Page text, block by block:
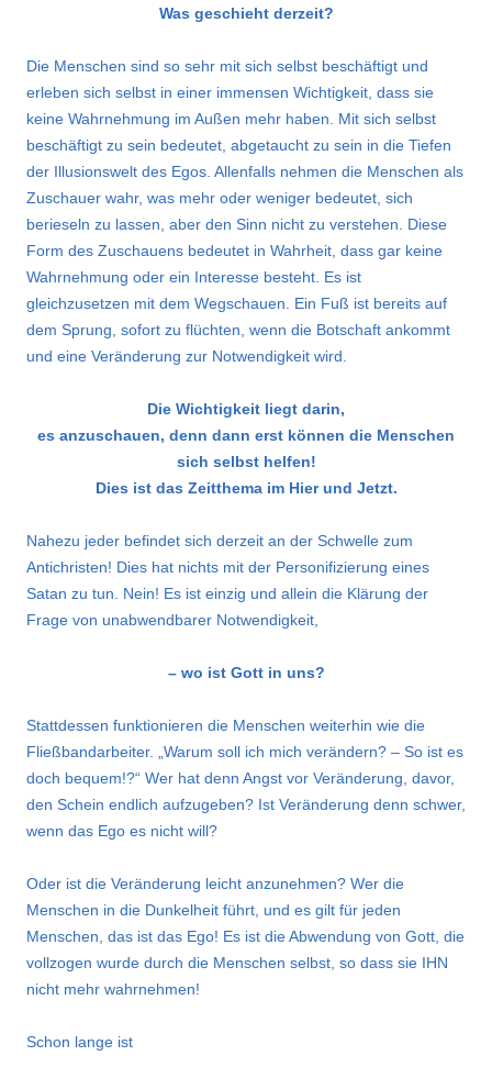
Was geschieht derzeit?
Die Menschen sind so sehr mit sich selbst beschäftigt und
erleben sich selbst in einer immensen Wichtigkeit, dass sie
keine Wahrnehmung im Außen mehr haben. Mit sich selbst
beschäftigt zu sein bedeutet, abgetaucht zu sein in die Tiefen
der Illusionswelt des Egos. Allenfalls nehmen die Menschen als
Zuschauer wahr, was mehr oder weniger bedeutet, sich
berieseln zu lassen, aber den Sinn nicht zu verstehen. Diese
Form des Zuschauens bedeutet in Wahrheit, dass gar keine
Wahrnehmung oder ein Interesse besteht. Es ist
gleichzusetzen mit dem Wegschauen. Ein Fuß ist bereits auf
dem Sprung, sofort zu flüchten, wenn die Botschaft ankommt
und eine Veränderung zur Notwendigkeit wird.
Die Wichtigkeit liegt darin,
es anzuschauen, denn dann erst können die Menschen
sich selbst helfen!
Dies ist das Zeitthema im Hier und Jetzt.
Nahezu jeder befindet sich derzeit an der Schwelle zum
Antichristen! Dies hat nichts mit der Personifizierung eines
Satan zu tun. Nein! Es ist einzig und allein die Klärung der
Frage von unabwendbarer Notwendigkeit,
– wo ist Gott in uns?
Stattdessen funktionieren die Menschen weiterhin wie die
Fließbandarbeiter. „Warum soll ich mich verändern? – So ist es
doch bequem!?“ Wer hat denn Angst vor Veränderung, davor,
den Schein endlich aufzugeben? Ist Veränderung denn schwer,
wenn das Ego es nicht will?
Oder ist die Veränderung leicht anzunehmen? Wer die
Menschen in die Dunkelheit führt, und es gilt für jeden
Menschen, das ist das Ego! Es ist die Abwendung von Gott, die
vollzogen wurde durch die Menschen selbst, so dass sie IHN
nicht mehr wahrnehmen!
Schon lange ist